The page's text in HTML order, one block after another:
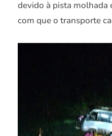
devido à pista molhada
com que o transporte